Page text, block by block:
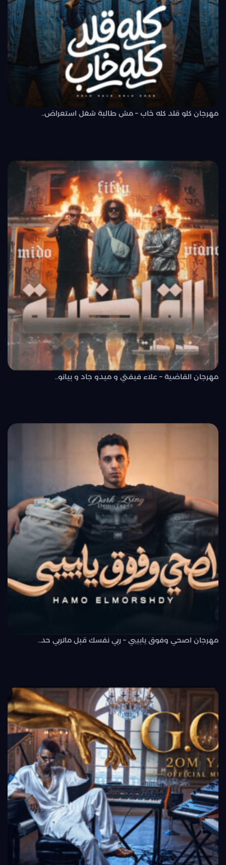
مهرجان كلو قلد كله خاب – مش طالبة شغل استعراض..
مهرجان القاضية – علاء فيفتي و ميدو جاد و بيانو..
مهرجان اصحي وفوق يابيبي – ربي نفسك قبل ماتربي حد..